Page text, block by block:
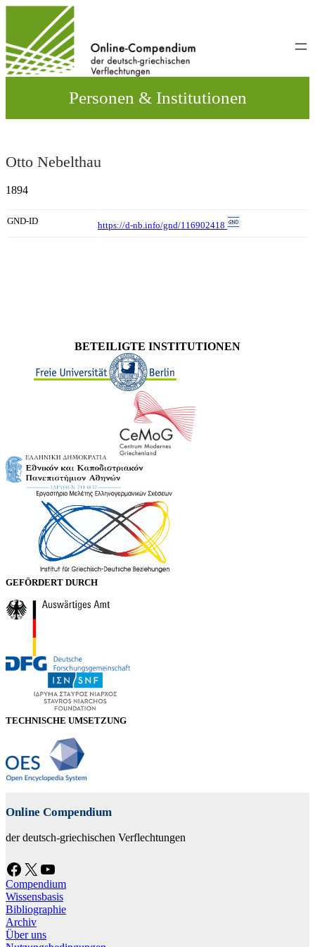
wechseln
Personen & Institutionen
Otto Nebelthau
1894
GND-ID https://d-nb.info/gnd/116902418
BETEILIGTE INSTITUTIONEN
GEFÖRDERT DURCH
TECHNISCHE UMSETZUNG
Online Compendium
der deutsch-griechischen Verflechtungen
Facebook X YouTube
Compendium
Wissensbasis
Bibliographie
Archiv
Über uns